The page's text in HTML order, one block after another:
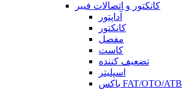
کانکتور و اتصالات فیبر
آداپتور
کانکتور
مفصل
کاست
تضعیف کننده
اسپلیتر
باکس FAT/OTO/ATB